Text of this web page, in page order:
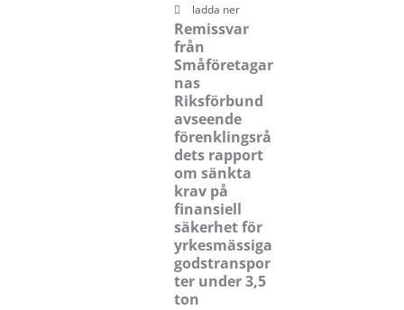
ladda ner
Remissvar
från
Småföretagar
nas
Riksförbund
avseende
förenklingsrå
dets rapport
om sänkta
krav på
finansiell
säkerhet för
yrkesmässiga
godstranspor
ter under 3,5
ton